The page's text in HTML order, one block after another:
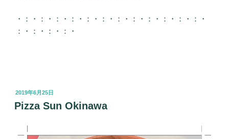
・：・：・：・：・：・：・：・：・：・：・：・：・
：・：・：・：・
投
稿
日:
2019年6月25日
Pizza Sun Okinawa